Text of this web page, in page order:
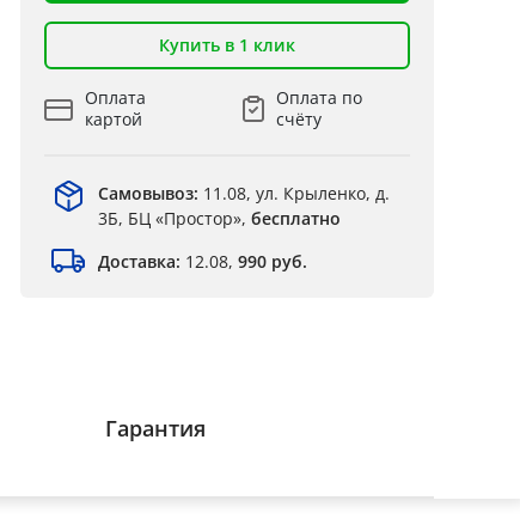
Купить в 1 клик
Оплата
картой
Оплата по
счёту
Самовывоз: 11.08, ул. Крыленко, д.
3Б, БЦ «Простор», бесплатно
Доставка: 12.08, 990 руб.
Гарантия